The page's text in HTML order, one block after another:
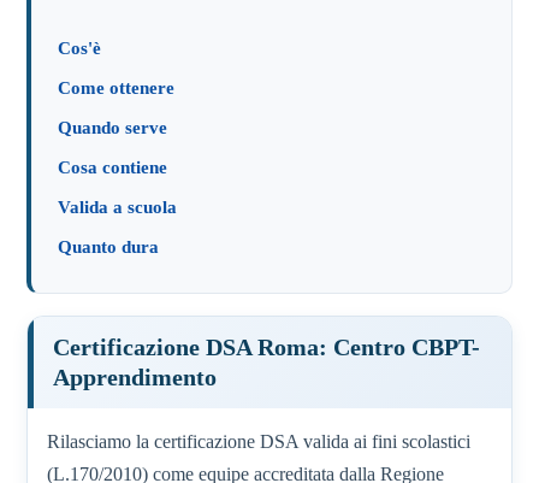
Cos'è
Come ottenere
Quando serve
Cosa contiene
Valida a scuola
Quanto dura
Certificazione DSA Roma: Centro CBPT-
Apprendimento
Rilasciamo la certificazione DSA valida ai fini scolastici
(L.170/2010) come equipe accreditata dalla Regione